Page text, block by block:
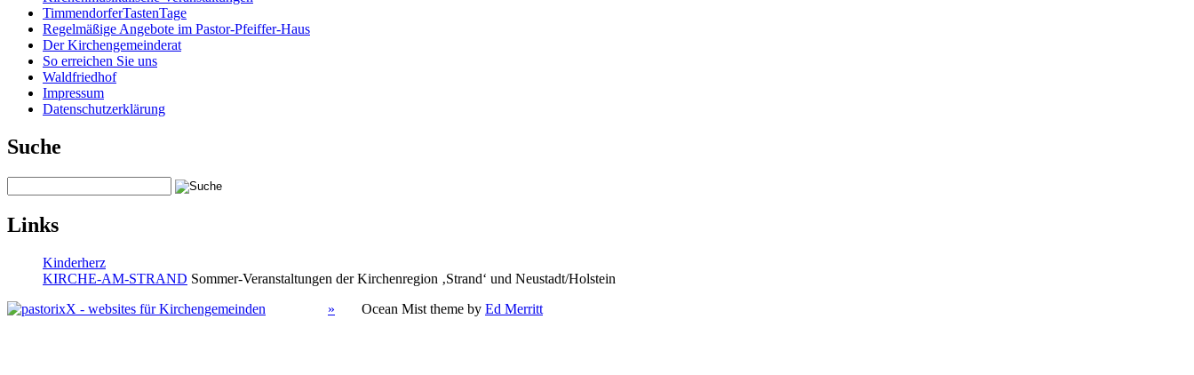
TimmendorferTastenTage
Regelmäßige Angebote im Pastor-Pfeiffer-Haus
Der Kirchengemeinderat
So erreichen Sie uns
Waldfriedhof
Impressum
Datenschutzerklärung
Suche
Links
Kinderherz
KIRCHE-AM-STRAND Sommer-Veranstaltungen der Kirchenregion ‚Strand‘ und Neustadt/Holstein
»
Ocean Mist theme by Ed Merritt